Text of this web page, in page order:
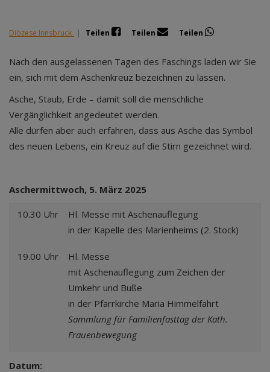
Diözese Innsbruck | Teilen Teilen Teilen
Nach den ausgelassenen Tagen des Faschings laden wir Sie
ein, sich mit dem Aschenkreuz bezeichnen zu lassen.
Asche, Staub, Erde – damit soll die menschliche
Vergänglichkeit angedeutet werden.
Alle dürfen aber auch erfahren, dass aus Asche das Symbol
des neuen Lebens, ein Kreuz auf die Stirn gezeichnet wird.
Aschermittwoch, 5. März 2025
10.30 Uhr
Hl. Messe mit Aschenauflegung
in der Kapelle des Marienheims (2. Stock)
19.00 Uhr
Hl. Messe
mit Aschenauflegung zum Zeichen der
Umkehr und Buße
in der Pfarrkirche Maria Himmelfahrt
Sammlung für Familienfasttag der Kath.
Frauenbewegung
Datum: